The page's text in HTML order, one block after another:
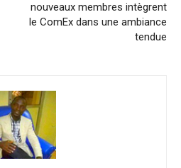
nouveaux membres intègrent
le ComEx dans une ambiance
tendue